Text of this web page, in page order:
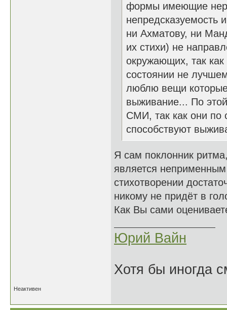
формы имеющие
непредсказуемость
ни Ахматову, ни
их стихи) не
окружающих, так
состоянии не
люблю вещи
выживание... По
СМИ, так как они по
способствуют
Я сам поклонник
является
стихотворении
никому не придёт в
Как Вы сами
Юрий Вайн
Хотя бы иногда
Неактивен